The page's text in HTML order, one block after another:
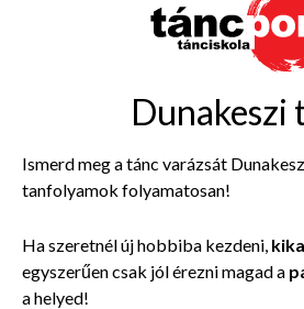
Dunakeszi
Ismerd meg a tánc varázsát
tanfolyamok folyamatosan!
Ha szeretnél új hobbiba kezdeni,
egyszerűen csak jól érezni magad a
a helyed!